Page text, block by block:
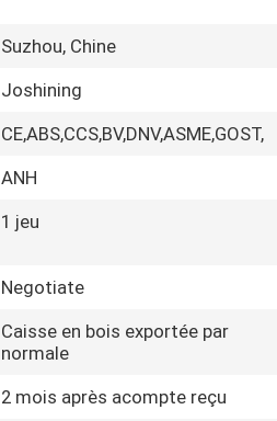
Suzhou, Chine
Joshining
CE,ABS,CCS,BV,DNV,ASME,GOST,
ANH
1 jeu
Negotiate
Caisse en bois exportée par
normale
2 mois après acompte reçu